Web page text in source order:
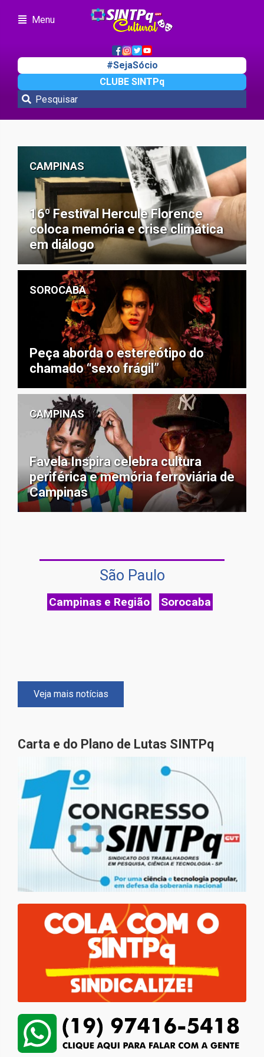
Menu
#SejaSócio
CLUBE SINTPq
CAMPINAS
16º Festival Hercule Florence
coloca memória e crise climática
em diálogo
SOROCABA
Peça aborda o estereótipo do
chamado “sexo frágil”
CAMPINAS
Favela Inspira celebra cultura
periférica e memória ferroviária de
Campinas
São Paulo
Campinas e Região Sorocaba
Veja mais notícias
Carta e do Plano de Lutas SINTPq